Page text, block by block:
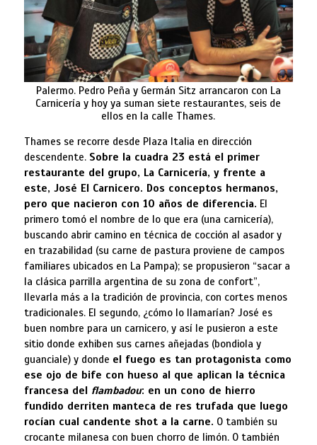
Palermo. Pedro Peña y Germán Sitz arrancaron con La
Carnicería y hoy ya suman siete restaurantes, seis de
ellos en la calle Thames.
Thames se recorre desde Plaza Italia en dirección
descendente. Sobre la cuadra 23 está el primer
restaurante del grupo, La Carnicería, y frente a
este, José El Carnicero. Dos conceptos hermanos,
pero que nacieron con 10 años de diferencia. El
primero tomó el nombre de lo que era (una carnicería),
buscando abrir camino en técnica de cocción al asador y
en trazabilidad (su carne de pastura proviene de campos
familiares ubicados en La Pampa); se propusieron “sacar a
la clásica parrilla argentina de su zona de confort”,
llevarla más a la tradición de provincia, con cortes menos
tradicionales. El segundo, ¿cómo lo llamarían? José es
buen nombre para un carnicero, y así le pusieron a este
sitio donde exhiben sus carnes añejadas (bondiola y
guanciale) y donde el fuego es tan protagonista como
ese ojo de bife con hueso al que aplican la técnica
francesa del flambadou: en un cono de hierro
fundido derriten manteca de res trufada que luego
rocían cual candente shot a la carne. O también su
crocante milanesa con buen chorro de limón. O también